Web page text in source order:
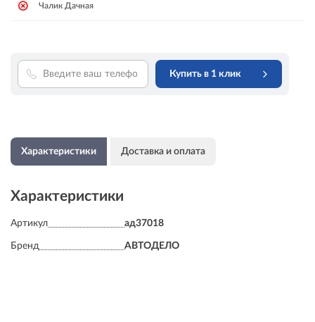
Чалик Дачная
Купить в 1 клик
Характеристики Доставка и оплата
Характеристики
Артикул ад37018
Бренд АВТОДЕЛО